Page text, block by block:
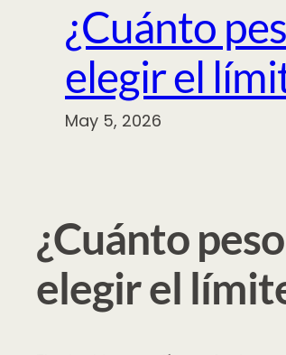
¿Cuánto
elegir el
May 5, 2026
¿Cuánto
elegir el